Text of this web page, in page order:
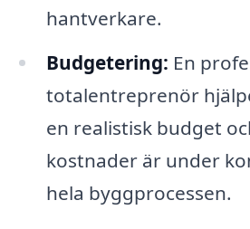
hantverkare.
Budgetering: En
totalentreprenör
en realistisk budget
kostnader är under
hela byggprocessen.